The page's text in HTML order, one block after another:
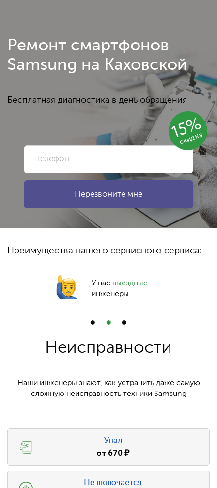
15%
скидка
Ремонт смартфонов
Samsung на Каховской
Бесплатная диагностика в день обращения
Преимущества нашего сервисного сервиса:
У нас выездные
инженеры
Неисправности
Наши инженеры знают, как устранить даже самую
сложную неисправность техники Samsung
Упал
от 670₽
Не включается